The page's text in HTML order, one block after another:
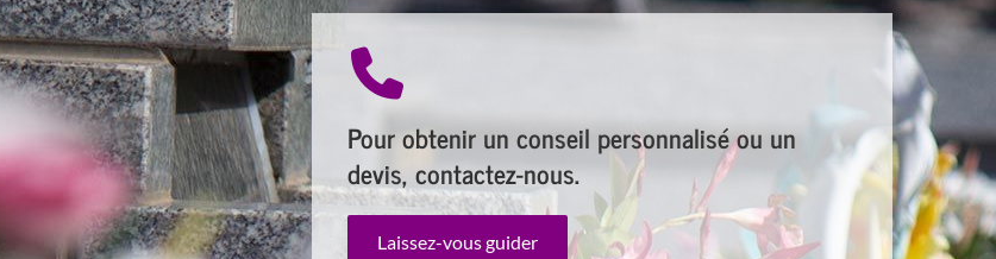
Pour obtenir un conseil personnalisé ou un
devis, contactez-nous.
Laissez-vous guider